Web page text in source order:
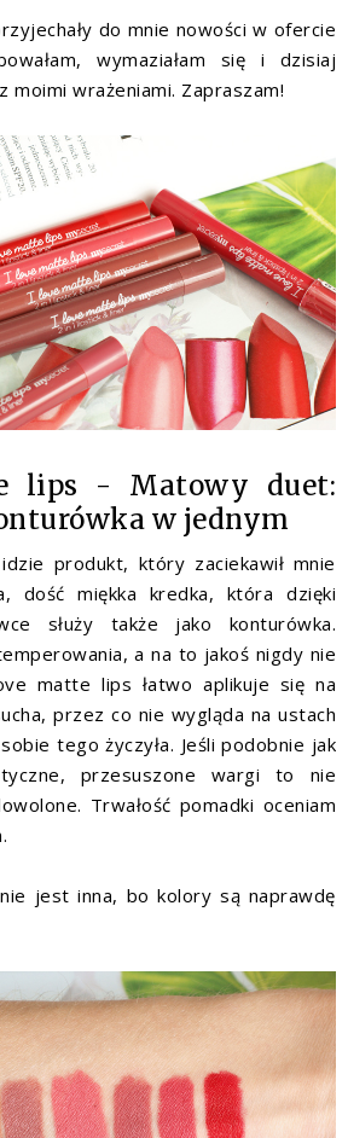
do mnie nowości w ofercie
wymaziałam się i dzisiaj
moimi wrażeniami. Zapraszam!
lips - Matowy duet:
w jednym
produkt, który zaciekawił mnie
dość miękka kredka, która dzięki
służy także jako konturówka.
a na to jakoś nigdy nie
matte lips łatwo aplikuje się na
przez co nie wygląda na ustach
tego życzyła. Jeśli podobnie jak
przesuszone wargi to nie
Trwałość pomadki oceniam
jest inna, bo kolory są naprawdę